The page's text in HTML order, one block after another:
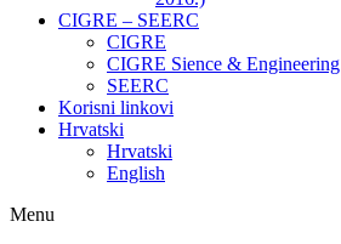
CIGRE – SEERC
CIGRE
CIGRE Sience & Engineering
SEERC
Korisni linkovi
Hrvatski
Hrvatski
English
Menu